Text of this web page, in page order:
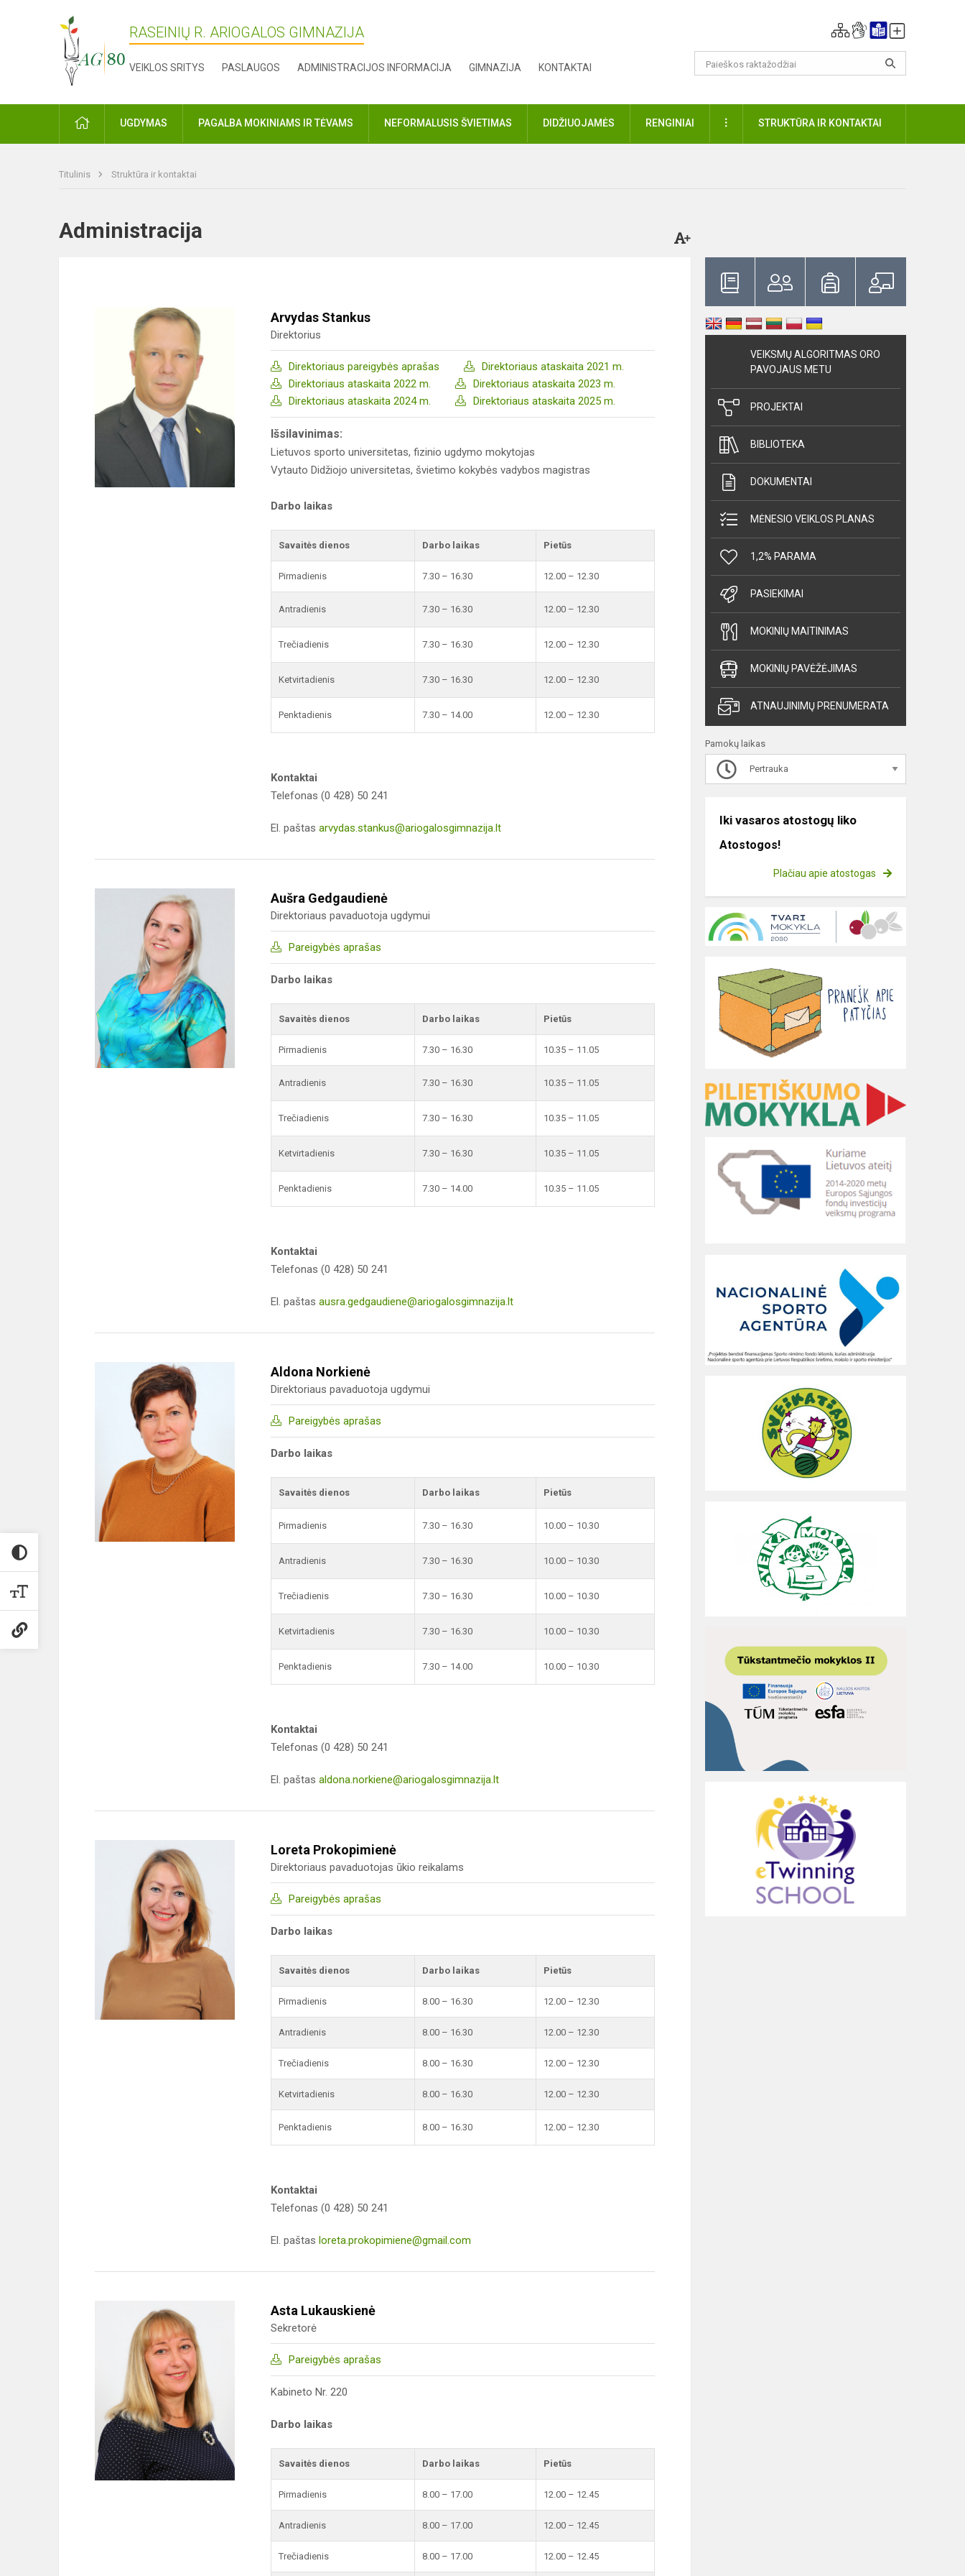
RASEINIŲ R. ARIOGALOS GIMNAZIJA
VEIKLOS SRITYS PASLAUGOS ADMINISTRACIJOS INFORMACIJA GIMNAZIJA KONTAKTAI
PRADŽIAUGDYMAS PAGALBA MOKINIAMS IR TĖVAMS NEFORMALUSIS ŠVIETIMAS DIDŽIUOJAMĖS RENGINIAI DAUGIAUSTRUKTŪRA IR KONTAKTAI
Titulinis Struktūra ir kontaktai
Administracija
Arvydas Stankus
Direktorius
Direktoriaus pareigybės aprašas
Direktoriaus ataskaita 2021 m.
Direktoriaus ataskaita 2022 m.
Direktoriaus ataskaita 2023 m.
Direktoriaus ataskaita 2024 m.
Direktoriaus ataskaita 2025 m.
Išsilavinimas:
Lietuvos sporto universitetas, fizinio ugdymo mokytojas
Vytauto Didžiojo universitetas, švietimo kokybės vadybos magistras
Darbo laikas
Savaitės dienos Darbo laikas Pietūs
Pirmadienis 7.30 – 16.30 12.00 – 12.30
Antradienis 7.30 – 16.30 12.00 – 12.30
Trečiadienis 7.30 – 16.30 12.00 – 12.30
Ketvirtadienis 7.30 – 16.30 12.00 – 12.30
Penktadienis 7.30 – 14.00 12.00 – 12.30
Kontaktai
Telefonas (0 428) 50 241
El. paštas arvydas.stankus@ariogalosgimnazija.lt
Aušra Gedgaudienė
Direktoriaus pavaduotoja ugdymui
Pareigybės aprašas
Darbo laikas
Savaitės dienos Darbo laikas Pietūs
Pirmadienis 7.30 – 16.30 10.35 – 11.05
Antradienis 7.30 – 16.30 10.35 – 11.05
Trečiadienis 7.30 – 16.30 10.35 – 11.05
Ketvirtadienis 7.30 – 16.30 10.35 – 11.05
Penktadienis 7.30 – 14.00 10.35 – 11.05
Kontaktai
Telefonas (0 428) 50 241
El. paštas ausra.gedgaudiene@ariogalosgimnazija.lt
Aldona Norkienė
Direktoriaus pavaduotoja ugdymui
Pareigybės aprašas
Darbo laikas
Savaitės dienos Darbo laikas Pietūs
Pirmadienis 7.30 – 16.30 10.00 – 10.30
Antradienis 7.30 – 16.30 10.00 – 10.30
Trečiadienis 7.30 – 16.30 10.00 – 10.30
Ketvirtadienis 7.30 – 16.30 10.00 – 10.30
Penktadienis 7.30 – 14.00 10.00 – 10.30
Kontaktai
Telefonas (0 428) 50 241
El. paštas aldona.norkiene@ariogalosgimnazija.lt
Loreta Prokopimienė
Direktoriaus pavaduotojas ūkio reikalams
Pareigybės aprašas
Darbo laikas
Savaitės dienos Darbo laikas Pietūs
Pirmadienis 8.00 – 16.30 12.00 – 12.30
Antradienis 8.00 – 16.30 12.00 – 12.30
Trečiadienis 8.00 – 16.30 12.00 – 12.30
Ketvirtadienis 8.00 – 16.30 12.00 – 12.30
Penktadienis 8.00 – 16.30 12.00 – 12.30
Kontaktai
Telefonas (0 428) 50 241
El. paštas loreta.prokopimiene@gmail.com
Asta Lukauskienė
Sekretorė
Pareigybės aprašas
Kabineto Nr. 220
Darbo laikas
Savaitės dienos Darbo laikas Pietūs
Pirmadienis 8.00 – 17.00 12.00 – 12.45
Antradienis 8.00 – 17.00 12.00 – 12.45
Trečiadienis 8.00 – 17.00 12.00 – 12.45
VEIKSMŲ ALGORITMAS ORO
PAVOJAUS METU
PROJEKTAI
BIBLIOTEKA
DOKUMENTAI
MĖNESIO VEIKLOS PLANAS
1,2% PARAMA
PASIEKIMAI
MOKINIŲ MAITINIMAS
MOKINIŲ PAVĖŽĖJIMAS
ATNAUJINIMŲ PRENUMERATA
Pamokų laikas
Pertrauka
Iki vasaros atostogų liko
Atostogos!
Plačiau apie atostogas